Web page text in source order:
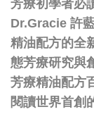
芳療初學者必
Dr.Gracie 許
精油配方的全
態芳療研究與
芳療精油配方
閱讀世界首創